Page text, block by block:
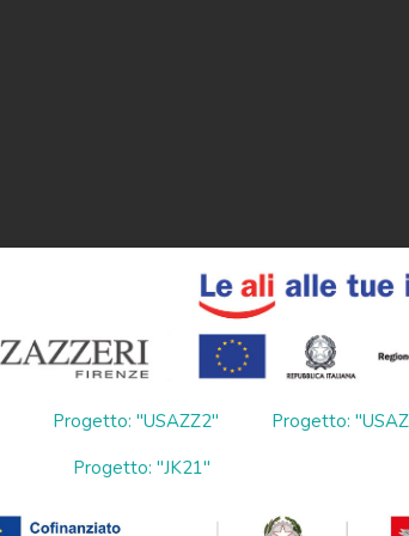
Progetto: "USAZZ2"
Progetto:
Progetto: "JK21"